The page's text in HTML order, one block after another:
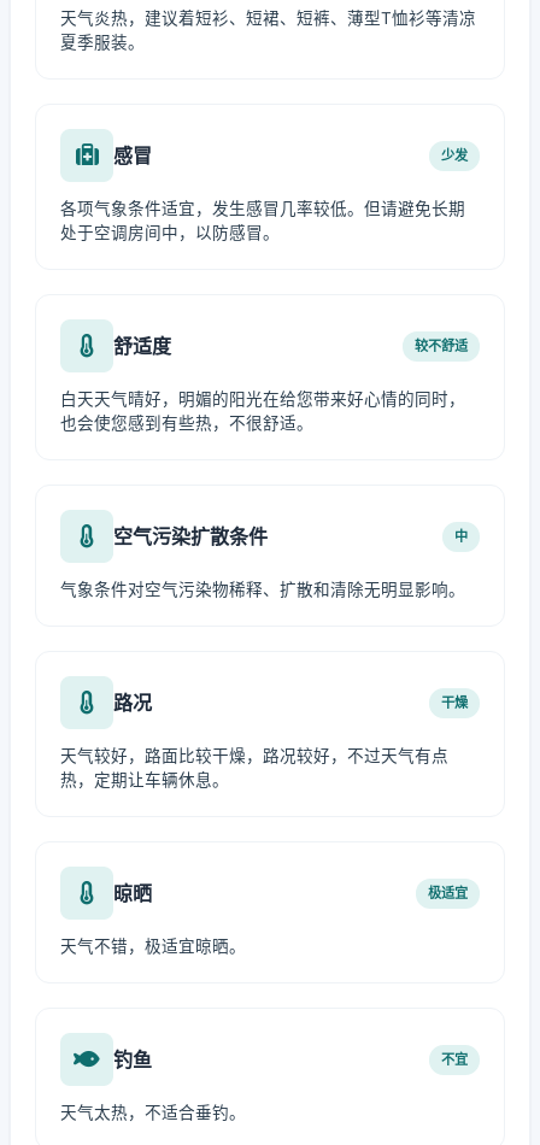
天气炎热，建议着短衫、短裙、短裤、薄型T恤衫等清凉
夏季服装。
感冒 少发
各项气象条件适宜，发生感冒几率较低。但请避免长期
处于空调房间中，以防感冒。
舒适度 较不舒适
白天天气晴好，明媚的阳光在给您带来好心情的同时，
也会使您感到有些热，不很舒适。
空气污染扩散条件 中
气象条件对空气污染物稀释、扩散和清除无明显影响。
路况 干燥
天气较好，路面比较干燥，路况较好，不过天气有点
热，定期让车辆休息。
晾晒 极适宜
天气不错，极适宜晾晒。
钓鱼 不宜
天气太热，不适合垂钓。